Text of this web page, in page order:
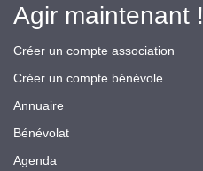
Agir maintenant !
Créer un compte association
Créer un compte bénévole
Annuaire
Bénévolat
Agenda